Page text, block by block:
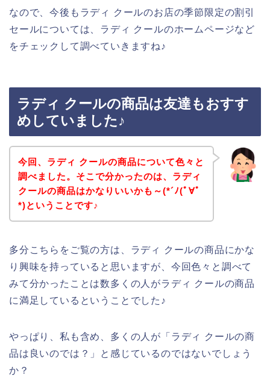
なので、今後もラディ クールのお店の季節限定の割引
セールについては、ラディ クールのホームページなど
をチェックして調べていきますね♪
ラディ クールの商品は友達もおすす
めしていました♪
今回、ラディ クールの商品について色々と
調べました。そこで分かったのは、ラディ
クールの商品はかなりいいかも～(*´ﾉ(ﾟ∀ﾟ
*)ということです♪
多分こちらをご覧の方は、ラディ クールの商品にかな
り興味を持っていると思いますが、今回色々と調べて
みて分かったことは数多くの人がラディ クールの商品
に満足しているということでした♪
やっぱり、私も含め、多くの人が「ラディ クールの商
品は良いのでは？」と感じているのではないでしょう
か？